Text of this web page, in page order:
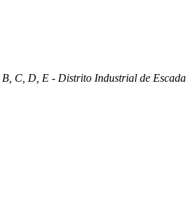
C, D, E - Distrito Industrial de Escada